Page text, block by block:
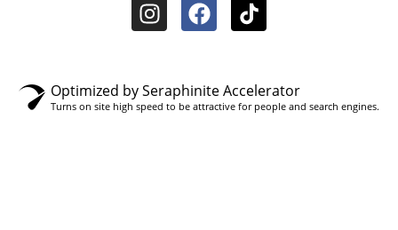
Optimized by Seraphinite Accelerator
Turns on site high speed to be attractive for people and search engines.